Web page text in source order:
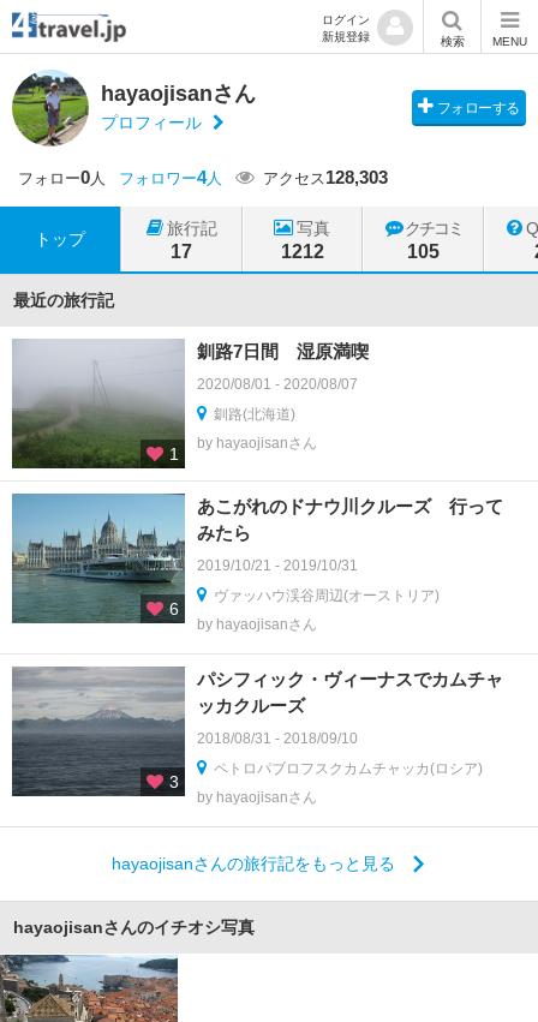
ログイン
新規登録
検索 MENU
hayaojisanさん
プロフィール
フォローする
フォロー0人 フォロワー4人 アクセス128,303
トップ
旅行記
17
写真
1212
クチコミ
105
最近の旅行記
1
釧路7日間 湿原満喫
2020/08/01 - 2020/08/07
釧路(北海道)
by hayaojisanさん
6
あこがれのドナウ川クルーズ 行って
みたら
2019/10/21 - 2019/10/31
ヴァッハウ渓谷周辺(オーストリア)
by hayaojisanさん
3
パシフィック・ヴィーナスでカムチャ
ッカクルーズ
2018/08/31 - 2018/09/10
ペトロパブロフスクカムチャッカ(ロシア)
by hayaojisanさん
hayaojisanさんの旅行記をもっと見る
hayaojisanさんのイチオシ写真